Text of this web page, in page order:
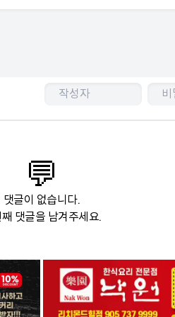
💬
댓글이 없습니다.
댓글을 남겨주세요.